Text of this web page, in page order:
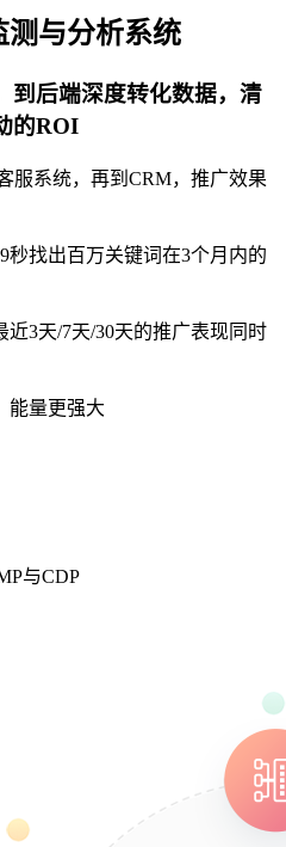
测与分析系统
到后端深度转化数据，清
的ROI
服系统，再到CRM，推广效果
秒找出百万关键词在3个月内的
近3天/7天/30天的推广表现同时
能量更强大
与CDP